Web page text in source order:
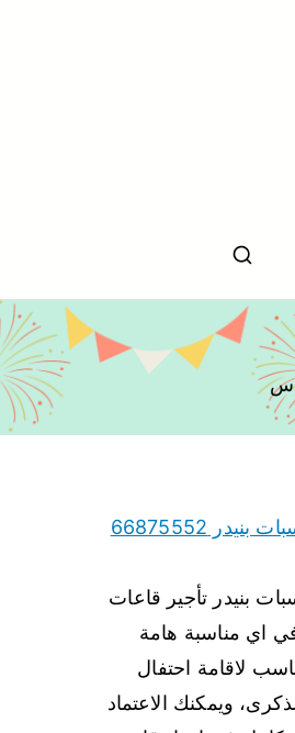
تأجير قاعات للمناسبات بنيدر 66875552
بنيدر تأجير قاعات
في اي مناسبة هامة
لاقامة احتفال
ويمكنك الاعتماد